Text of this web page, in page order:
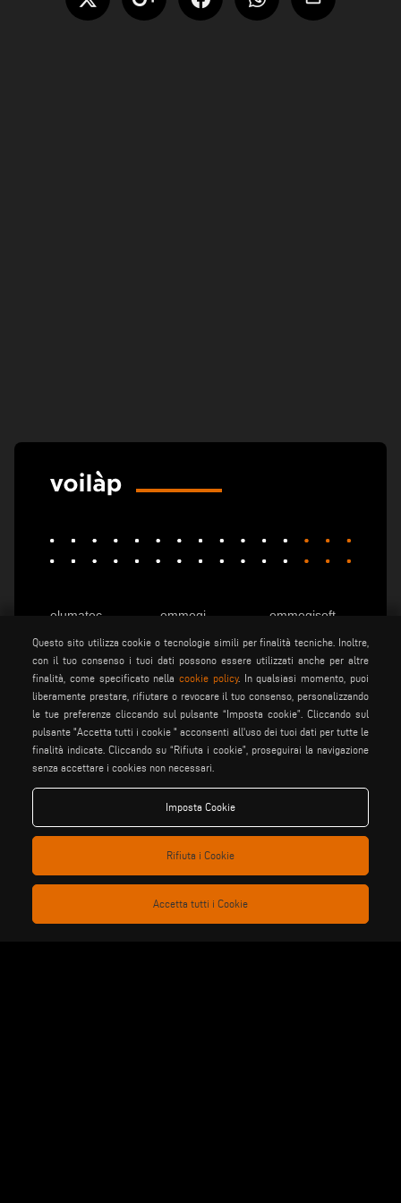
elumatec emmegi
emmegisoft
imecon
keraglass
mappi
motiqa
pladway
someco
stuga
voilàp
voilàpdigital
be the change
note legali
Questo sito utilizza cookie o tecnologie simili per finalità tecniche. Inoltre,
con il tuo consenso i tuoi dati possono essere utilizzati anche per altre
finalità, come specificato nellacookie policy. In qualsiasi momento, puoi
liberamente prestare, rifiutare o revocare il tuo consenso, personalizzando
le tue preferenze cliccando sul pulsante “Imposta cookie”. Cliccando sul
pulsante "Accetta tutti i cookie " acconsenti all'uso dei tuoi dati per tutte le
finalità indicate. Cliccando su “Rifiuta i cookie”, proseguirai la navigazione
senza accettare i cookies non necessari.
Imposta Cookie
Rifiuta i Cookie
Accetta tutti i Cookie